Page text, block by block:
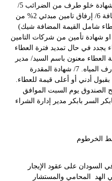
/شهادة إبراء ذمة من الزكاة 4/ شهادة خلو طرف من الضرائب 5/
شهادة تسجيل على القيمة المضافة 6/ إرفاق تامين مبدئي 2% من
شامل القيمة المضافة شيك)
شهادة تأمين من شركات التامين
يجدد في حال تمديد فترة العطاء
علية العطاء معنون باسم السيد/ مدير
عام هيئة الطرق والجسور ومصارف المياه. 7/ شهادة المقدرة
مقيد بقبول أدني أو أعلى قيمة للعطاء.
الصندوق يوم السبت الموافق
ظهرا. بابكر السر بابكر مدير إدارة الشراء
الخرطوم
السودان على عقود الإيجار
الهد المحامي والمستشار